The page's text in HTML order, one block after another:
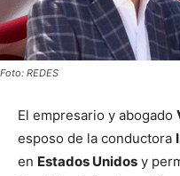
Foto: REDES
El empresario y abogado
esposo de la conductora
en Estados Unidos y